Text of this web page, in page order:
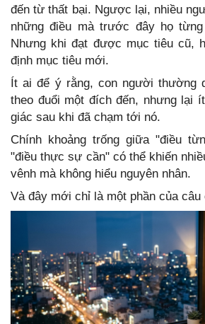
đến từ thất bại. Ngược lại, nhiều
những điều mà trước đây họ
Nhưng khi đạt được mục tiêu cũ,
định mục tiêu mới.
Ít ai để ý rằng, con người thường
theo đuổi một đích đến, nhưng lại
giác sau khi đã chạm tới nó.
Chính khoảng trống giữa "điều
"điều thực sự cần" có thể khiến
vênh mà không hiểu nguyên nhân.
Và đây mới chỉ là một phần của câu